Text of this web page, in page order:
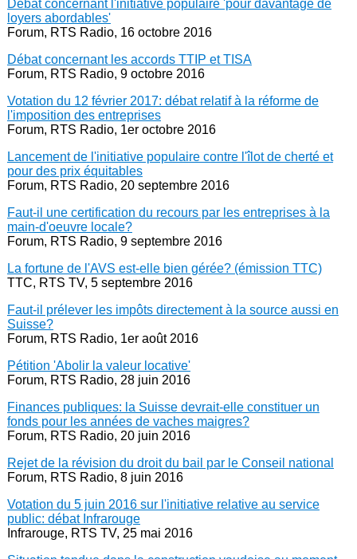
Débat concernant l'initiative populaire 'pour davantage de
loyers abordables'
Forum, RTS Radio, 16 octobre 2016
Débat concernant les accords TTIP et TISA
Forum, RTS Radio, 9 octobre 2016
Votation du 12 février 2017: débat relatif à la réforme de
l'imposition des entreprises
Forum, RTS Radio, 1er octobre 2016
Lancement de l'initiative populaire contre l'îlot de cherté et
pour des prix équitables
Forum, RTS Radio, 20 septembre 2016
Faut-il une certification du recours par les entreprises à la
main-d'oeuvre locale?
Forum, RTS Radio, 9 septembre 2016
La fortune de l'AVS est-elle bien gérée? (émission TTC)
TTC, RTS TV, 5 septembre 2016
Faut-il prélever les impôts directement à la source aussi en
Suisse?
Forum, RTS Radio, 1er août 2016
Pétition 'Abolir la valeur locative'
Forum, RTS Radio, 28 juin 2016
Finances publiques: la Suisse devrait-elle constituer un
fonds pour les années de vaches maigres?
Forum, RTS Radio, 20 juin 2016
Rejet de la révision du droit du bail par le Conseil national
Forum, RTS Radio, 8 juin 2016
Votation du 5 juin 2016 sur l'initiative relative au service
public: débat Infrarouge
Infrarouge, RTS TV, 25 mai 2016